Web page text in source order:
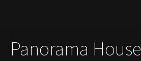
Panorama House